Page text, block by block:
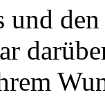
und